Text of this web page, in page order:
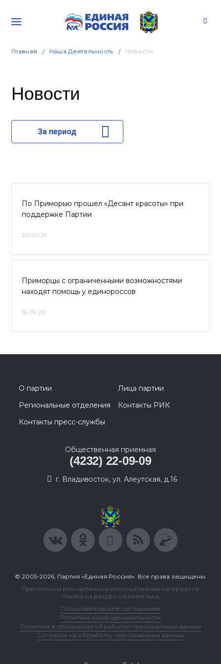
Главная Наша Деятельность Новости
Новости
За период
По Приморью прошел «Десант красоты» при
поддержке Партии
20.04.21
Приморцы с ограниченными возможностями
находят помощь у единороссов
16.09.20
О партии
Лица партии
Региональные отделения
Контакты РИК
Контакты пресс-службы
Общественная приемная
(4232) 22-09-09
г. Владивосток, ул. Алеутская, д.16
© 2005-2026, Партия «Единая Россия». Все права защищены.
При полном или частичном использовании материалов
ссылка на ресурс обязательна.
Пользовательское соглашение
Политика конфиденциальности
Политика в отношении обработки персональных данных
Согласие на обработку персональных данных